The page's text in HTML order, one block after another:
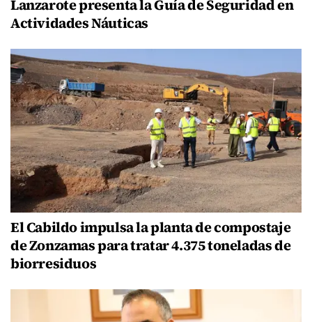
Lanzarote presenta la Guía de Seguridad en
Actividades Náuticas
El Cabildo impulsa la planta de compostaje
de Zonzamas para tratar 4.375 toneladas de
biorresiduos